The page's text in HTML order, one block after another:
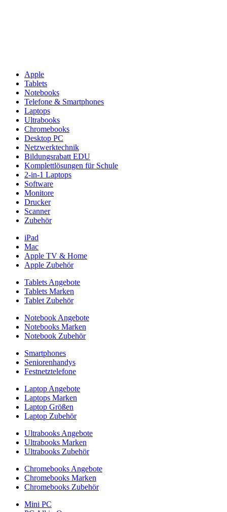
Apple
Tablets
Notebooks
Telefone & Smartphones
Laptops
Ultrabooks
Chromebooks
Desktop PC
Netzwerktechnik
Bildungsrabatt EDU
Komplettlösungen für Schule
2-in-1 Laptops
Software
Monitore
Drucker
Scanner
Zubehör
iPad
Mac
Apple TV & Home
Apple Zubehör
Tablets Angebote
Tablets Marken
Tablet Zubehör
Notebook Angebote
Notebooks Marken
Notebook Zubehör
Smartphones
Seniorenhandys
Festnetztelefone
Laptop Angebote
Laptops Marken
Laptop Größen
Laptop Zubehör
Ultrabooks Angebote
Ultrabooks Marken
Ultrabooks Zubehör
Chromebooks Angebote
Chromebooks Marken
Chromebooks Zubehör
Mini PC